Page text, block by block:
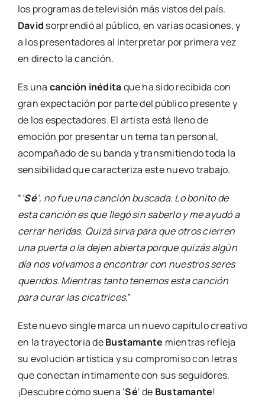
los programas de televisión más vistos del país.
David sorprendió al público, en varias ocasiones, y
a los presentadores al interpretar por primera vez
en directo la canción.
Es una canción inéditaque ha sido recibida con
gran expectación por parte del público presente y
de los espectadores. El artista está lleno de
emoción por presentar un tema tan personal,
acompañado de su banda y transmitiendo toda la
sensibilidad que caracteriza este nuevo trabajo.
“‘Sé‘, no fue una canción buscada. Lo bonito de
esta canción es que llegó sin saberlo y me ayudó a
cerrar heridas. Quizá sirva para que otros cierren
una puerta o la dejen abierta porque quizás algún
día nos volvamos a encontrar con nuestros seres
queridos. Mientras tanto tenemos esta canción
para curar las cicatrices.”
Este nuevo single marca un nuevo capítulo creativo
en la trayectoria deBustamante mientras refleja
su evolución artística y su compromiso con letras
que conectan íntimamente con sus seguidores.
¡Descubre cómo suena ‘Sé‘ de Bustamante!